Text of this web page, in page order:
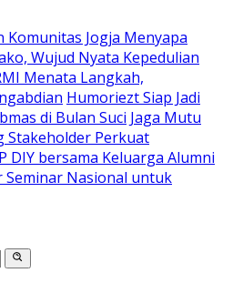
Komunitas Jogja Menyapa
Wujud Nyata Kepedulian
Menata Langkah,
Humoriezt Siap Jadi
di Bulan Suci Jaga Mutu
Stakeholder Perkuat
DIY bersama Keluarga Alumni
Seminar Nasional untuk